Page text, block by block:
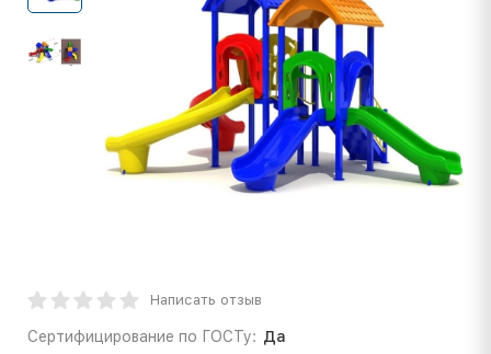
Написать отзыв
Сертифицирование по ГОСТу: Да